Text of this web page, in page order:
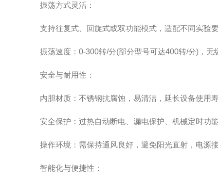
振荡方式灵活：
支持往复式、回旋式或双功能模式，适配不同实验
振荡速度：0-300转/分(部分型号可达400转/分)，无
安全与耐用性：
内胆材质：不锈钢抗腐蚀，易清洁，延长设备使用
安全保护：过热自动断电、漏电保护、机械定时功
操作环境：需保持通风良好，避免阳光直射，电源
智能化与便捷性：